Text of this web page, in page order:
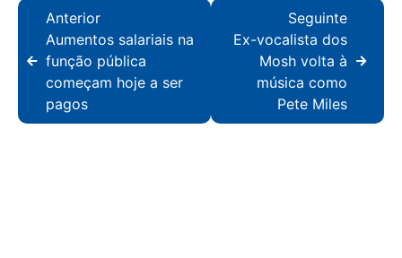
Anterior
Aumentos salariais na
função pública
começam hoje a ser
pagos
Seguinte
Ex-vocalista dos
Mosh volta à
música como
Pete Miles